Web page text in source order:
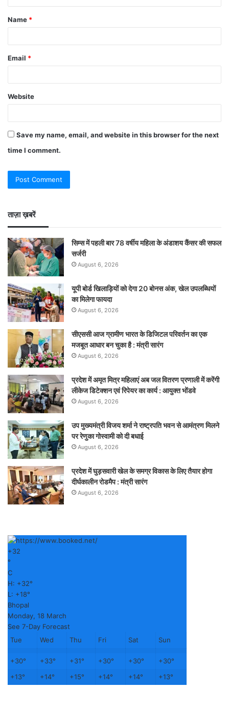
Name *
Email *
Website
Save my name, email, and website in this browser for the next
time I comment.
ताज़ा ख़बरें
सिम्स में पहली बार 78 वर्षीय महिला के अंडाशय कैंसर की सफल
सर्जरी
August 6, 2026
यूपी बोर्ड खिलाड़ियों को देगा 20 बोनस अंक, खेल उपलब्धियों
का मिलेगा फायदा
August 6, 2026
सीएससी आज ग्रामीण भारत के डिजिटल परिवर्तन का एक
मजबूत आधार बन चुका है : मंत्री सारंग
August 6, 2026
प्रदेश में अमृत मित्र महिलाएं अब जल वितरण प्रणाली में करेंगी
लीकेज डिटेक्शन एवं रिपेयर का कार्य : आयुक्त भोंडवे
August 6, 2026
उप मुख्यमंत्री विजय शर्मा ने राष्ट्रपति भवन से आमंत्रण मिलने
पर रेणुका गोस्वामी को दी बधाई
August 6, 2026
प्रदेश में घुड़सवारी खेल के समग्र विकास के लिए तैयार होगा
दीर्घकालीन रोडमैप : मंत्री सारंग
August 6, 2026
+32
°
C
H: +32°
L: +18°
Bhopal
Monday, 18 March
See 7-Day Forecast
Tue
Wed Thu Fri Sat Sun
+30° +33° +31° +30° +30° +30°
+13° +14° +15° +14° +14° +13°